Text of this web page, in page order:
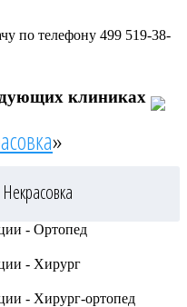
по телефону 499 519-38-
клиниках
»
Некрасовка
- Ортопед
- Хирург
- Хирург-ортопед